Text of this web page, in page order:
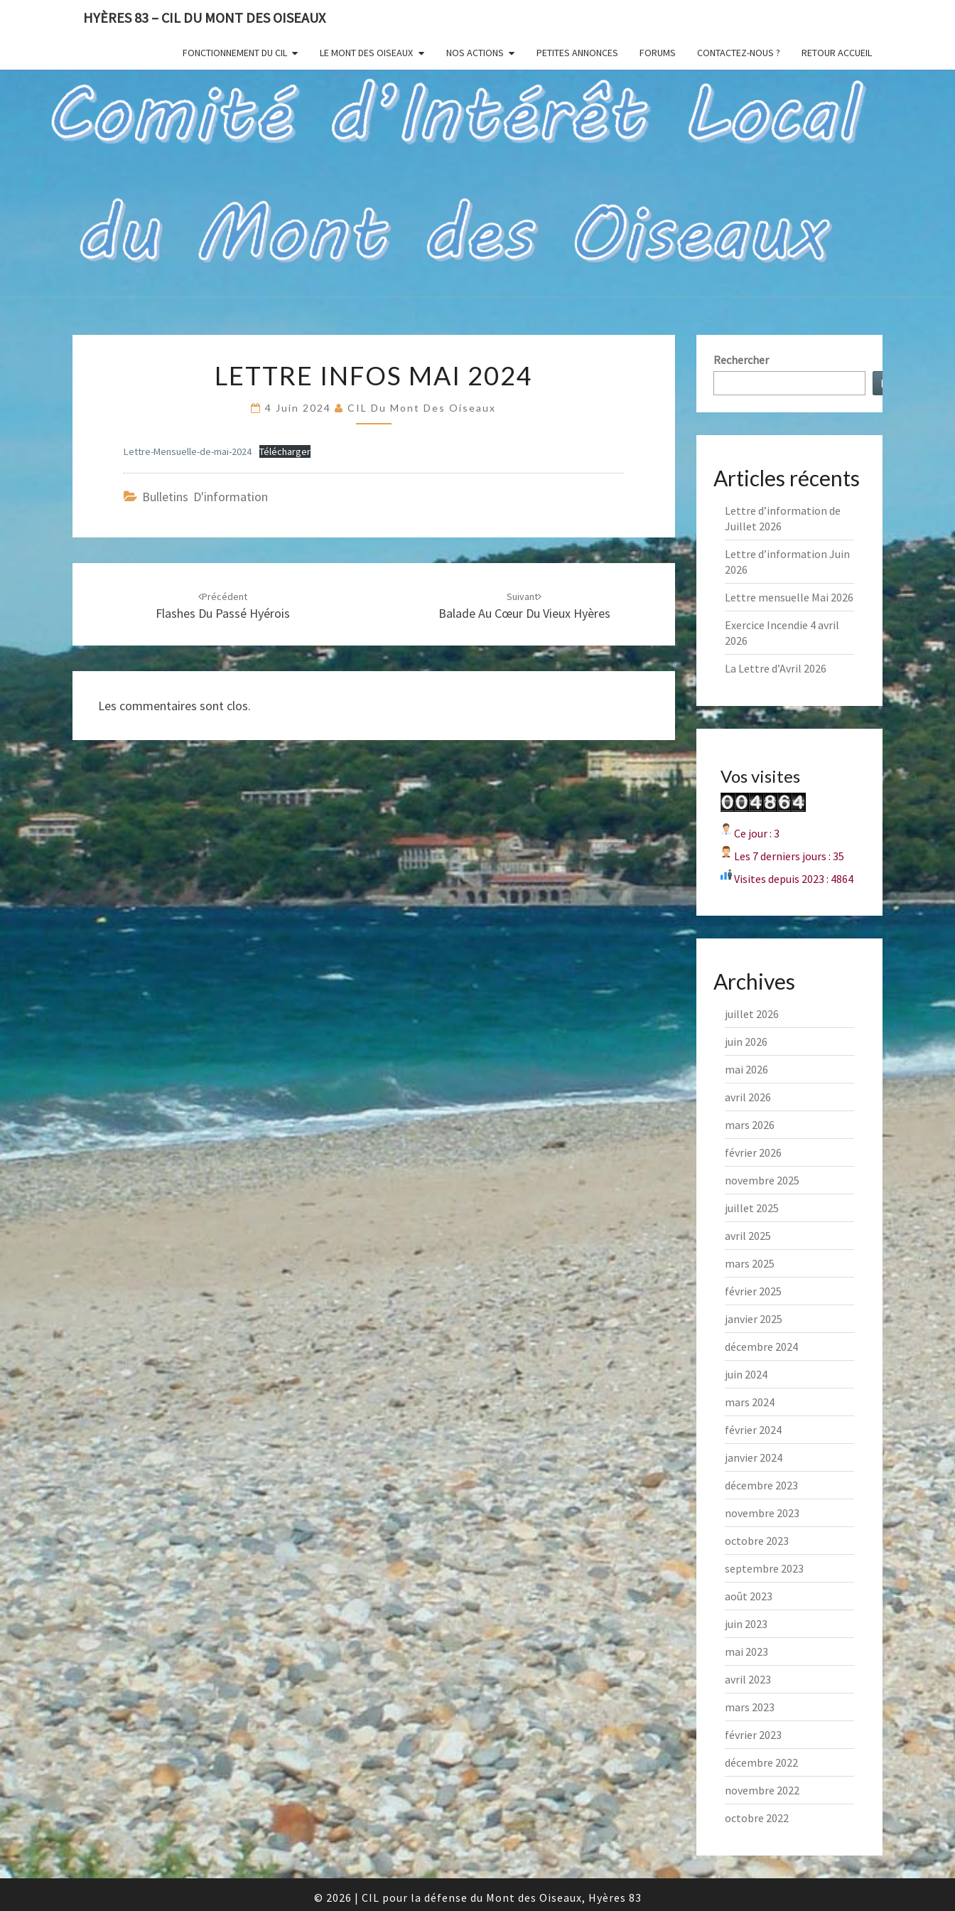
HYÈRES 83 – CIL DU MONT DES OISEAUX
FONCTIONNEMENT DU CIL LE MONT DES OISEAUX NOS ACTIONS PETITES ANNONCES FORUMS CONTACTEZ-NOUS ? RETOUR ACCUEIL
HYÈRES
83 – CIL
DU
MONT
OISEAUX
Exceptionnel,
À Valoriser
Et Préserver
INFOS
2024
LETTRE INFOS MAI 2024
4 Juin 2024 CIL Du Mont Des Oiseaux
Lettre-Mensuelle-de-mai-2024 Télécharger
Bulletins D'information
Précédent
Flashes Du Passé Hyérois
Suivant
Balade Au Cœur Du Vieux Hyères
Les commentaires sont clos.
Rechercher
Rechercher
Articles récents
Lettre d’information de
Juillet 2026
Lettre d’information Juin
2026
Lettre mensuelle Mai 2026
Exercice Incendie 4 avril
2026
La Lettre d’Avril 2026
Vos visites
Ce jour : 3
Les 7 derniers jours : 35
Visites depuis 2023 : 4864
Archives
juillet 2026
juin 2026
mai 2026
avril 2026
mars 2026
février 2026
novembre 2025
juillet 2025
avril 2025
mars 2025
février 2025
janvier 2025
décembre 2024
juin 2024
mars 2024
février 2024
janvier 2024
décembre 2023
novembre 2023
octobre 2023
septembre 2023
août 2023
juin 2023
mai 2023
avril 2023
mars 2023
février 2023
décembre 2022
novembre 2022
octobre 2022
© 2026 | CIL pour la défense du Mont des Oiseaux, Hyères 83